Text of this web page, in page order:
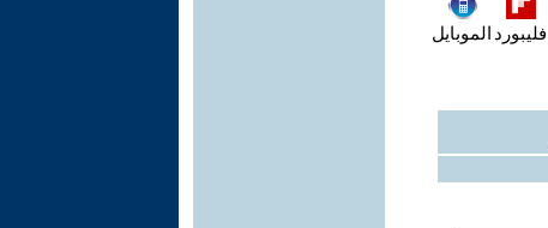
فليبورد الموبايل